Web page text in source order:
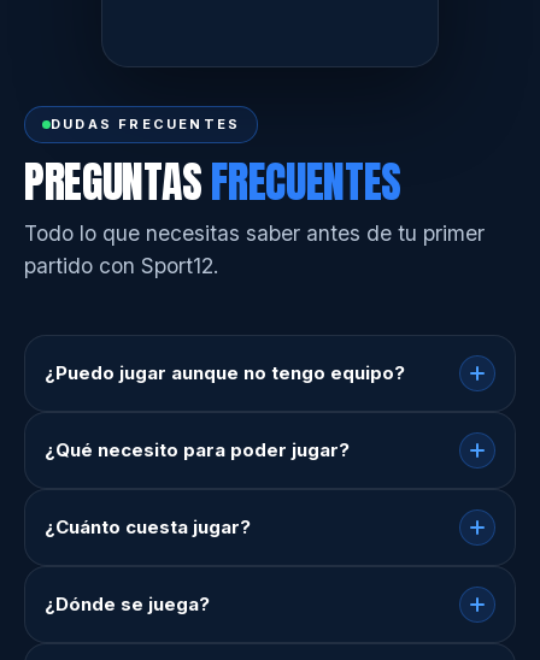
DUDAS FRECUENTES
PREGUNTASFRECUENTES
Todo lo que necesitas saber antes de tu primer
partido con Sport12.
¿Puedo jugar aunque no tengo equipo?
¿Qué necesito para poder jugar?
¿Cuánto cuesta jugar?
¿Dónde se juega?